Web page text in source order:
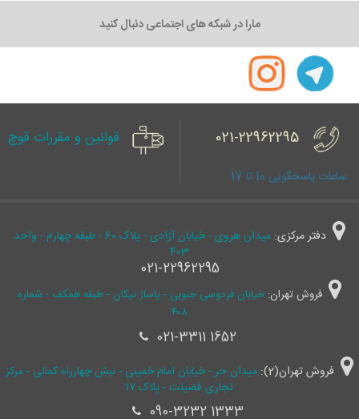
مارا در شبکه های اجتماعی دنبال کنید
021-22962295
ساعات پاسخگویی 10 تا 17
قوانین و مقررات قوچ
دفتر مرکزی:
میدان هروی - خیابان آزادی - پلاک 60 - طبقه چهارم - واحد
403
021-22962295
فروش تهران: خیابان فردوسی جنوبی - پاساژ نیکان - طبقه همکف - شماره
۴۰۸
021-3311 1652
فروش تهران(2):
میدان حر - خیابان امام خمینی - نبش چهارراه کمالی - مرکز
تجاری فضیلت - پلاک ۱۷
090-3232 1333